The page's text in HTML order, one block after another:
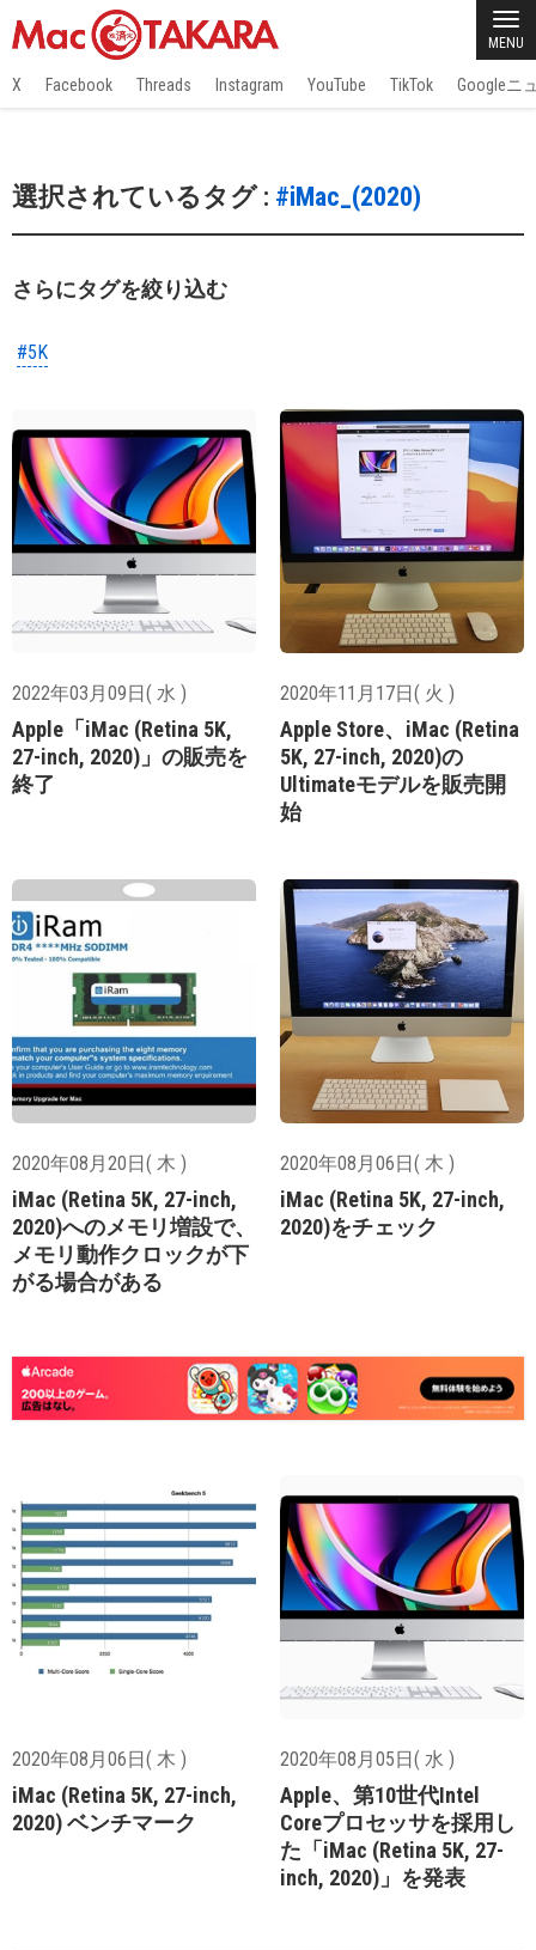
MENU
X Facebook Threads Instagram YouTube TikTok Googleニ
選択されているタグ : #iMac_(2020)
さらにタグを絞り込む
#5K
2022年03月09日( 水 )
Apple「iMac (Retina 5K,
27-inch, 2020)」の販売を
終了
2020年11月17日( 火 )
Apple Store、iMac (Retina
5K, 27-inch, 2020)の
Ultimateモデルを販売開
始
2020年08月20日( 木 )
iMac (Retina 5K, 27-inch,
2020)へのメモリ増設で、
メモリ動作クロックが下
がる場合がある
2020年08月06日( 木 )
iMac (Retina 5K, 27-inch,
2020)をチェック
2020年08月06日( 木 )
iMac (Retina 5K, 27-inch,
2020) ベンチマーク
2020年08月05日( 水 )
Apple、第10世代Intel
Coreプロセッサを採用し
た「iMac (Retina 5K, 27-
inch, 2020)」を発表